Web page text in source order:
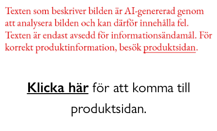
Klicka härför att komma till
produktsidan.